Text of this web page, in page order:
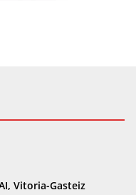
Vitoria-Gasteiz